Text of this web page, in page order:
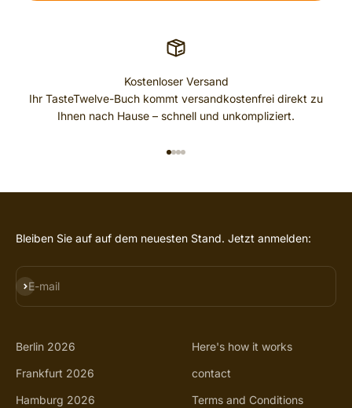
Kostenloser Versand
Ihr TasteTwelve-Buch kommt versandkostenfrei direkt zu
Ihnen nach Hause – schnell und unkompliziert.
Bleiben Sie auf auf dem neuesten Stand. Jetzt anmelden:
E-mail
SUBSCRIBE
Berlin 2026
Frankfurt 2026
Hamburg 2026
Here's how it works
contact
Terms and Conditions